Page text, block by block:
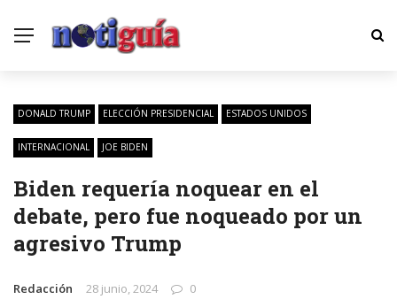
DONALD TRUMP ELECCIÓN PRESIDENCIAL ESTADOS UNIDOS
INTERNACIONAL JOE BIDEN
Biden requería noquear en el
debate, pero fue noqueado por un
agresivo Trump
Redacción 28 junio, 2024 0